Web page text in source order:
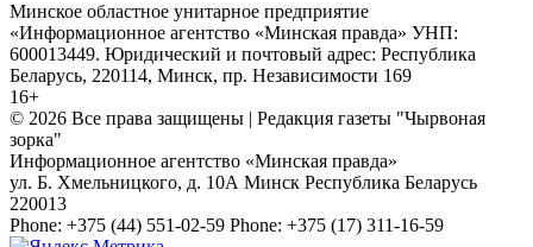
Минское областное унитарное предприятие
«Информационное агентство «Минская правда» УНП:
600013449. Юридический и почтовый адрес: Республика
Беларусь, 220114, Минск, пр. Независимости 169
16+
© 2026 Все права защищены | Редакция газеты "Чырвоная
зорка"
Информационное агентство «Минская правда»
ул. Б. Хмельницкого, д. 10А Минск Республика Беларусь
220013
Phone: +375 (44) 551-02-59 Phone: +375 (17) 311-16-59